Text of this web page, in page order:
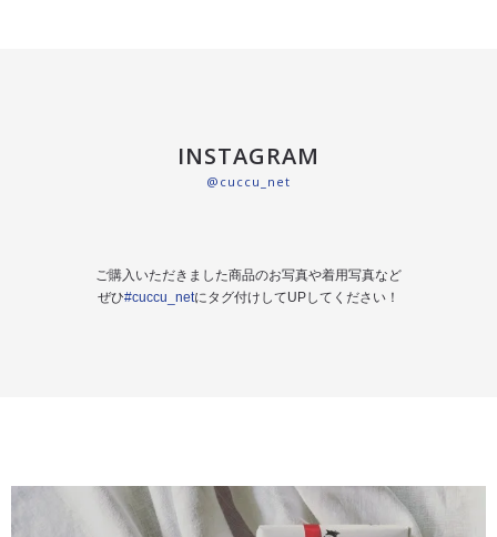
INSTAGRAM
@cuccu_net
ご購入いただきました商品のお写真や着用写真など
ぜひ#cuccu_netにタグ付けしてUPしてください！